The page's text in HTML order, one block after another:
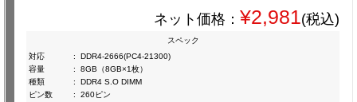
ネット価格： ¥2,981(税込)
スペック
対応
:
DDR4-2666(PC4-21300)
容量
:
8GB（8GB×1枚）
種類
:
DDR4 S.O DIMM
ピン数
:
260ピン